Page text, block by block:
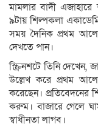
মামলার বাদী
৯টায় শিল্পকলা
সময় দৈনিক প্রথম
দেখতে পান।
স্ক্রিনশটে তিনি
উল্লেখ করে প্রথম
করেছেন। প্রতিবেদনের
করুম। বাজারে গেলে
স্বাধীনতা লাগব।